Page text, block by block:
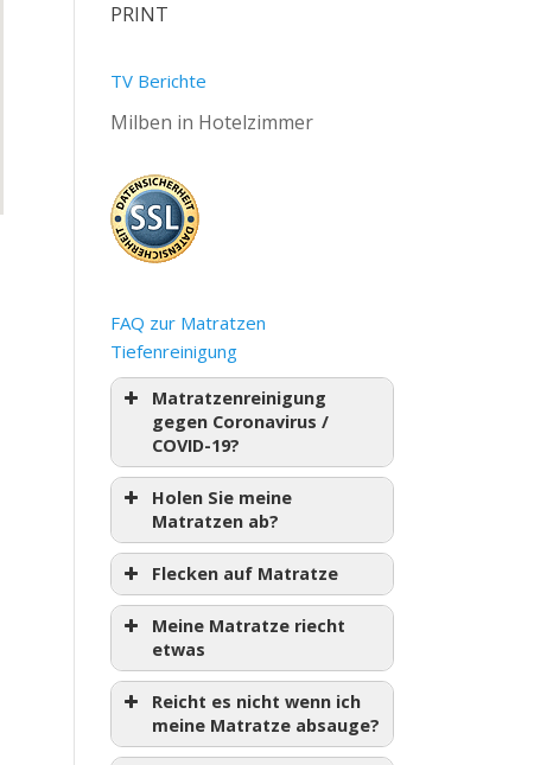
PRINT
TV Berichte
Milben in Hotelzimmer
FAQ zur Matratzen
Tiefenreinigung
Matratzenreinigung
gegen Coronavirus /
COVID-19?
Holen Sie meine
Matratzen ab?
Flecken auf Matratze
Meine Matratze riecht
etwas
Reicht es nicht wenn ich
meine Matratze absauge?